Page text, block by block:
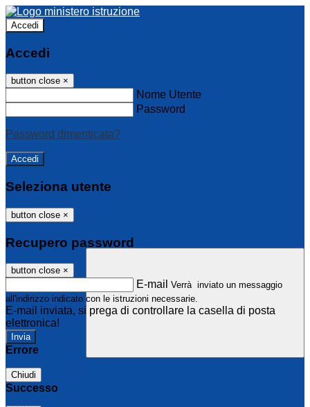
Accedi
Accedi
button close ×
Nome Utente
Password
Password dimenticata?
Seleziona utente
button close ×
Recupero password
button close ×
E-mail Verrà inviato un messaggio
all'indirizzo indicato con le istruzioni necessarie.
E-mail inviata, si prega di controllare la casella di posta
elettronica!
Errore
Chiudi
Successo